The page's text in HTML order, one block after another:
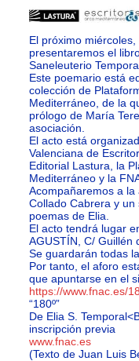
El próximo
presentaremos el
Saneleuterio
Este poemario está
colección de
Mediterráneo, de la
prólogo de María
asociación.
El acto está
Valenciana de
Editorial Lastura, la
Mediterráneo y la
Acompañaremos a
Collado Cabrera y un
poemas de Elia.
El acto tendrá lugar
AGUSTÍN, C/ Guillén
Se guardarán todas
Por tanto, el aforo
que apuntarse en el
https://www.fnac.es/
“180º”
De Elia S.
inscripción previa
www.fnac.es
(Texto de Juan Luis